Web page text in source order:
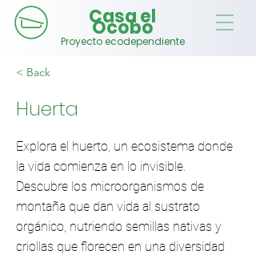
Casa el
Ocobo
Proyecto ecodependiente
< Back
Huerta
Explora el huerto, un ecosistema donde
la vida comienza en lo invisible.
Descubre los microorganismos de
montaña que dan vida al sustrato
orgánico, nutriendo semillas nativas y
criollas que florecen en una diversidad